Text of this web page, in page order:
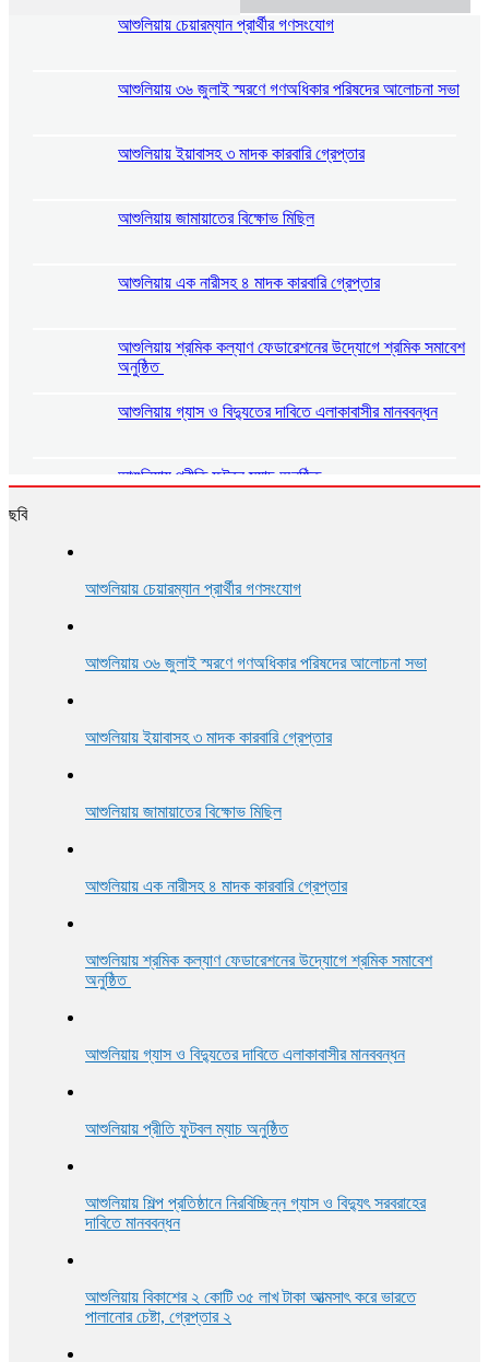
আশুলিয়ায় চেয়ারম্যান প্রার্থীর গণসংযোগ
আশুলিয়ায় ৩৬ জুলাই স্মরণে গণঅধিকার পরিষদের আলোচনা সভা
আশুলিয়ায় ইয়াবাসহ ৩ মাদক কারবারি গ্রেপ্তার
আশুলিয়ায় জামায়াতের বিক্ষোভ মিছিল
আশুলিয়ায় এক নারীসহ ৪ মাদক কারবারি গ্রেপ্তার
আশুলিয়ায় শ্রমিক কল্যাণ ফেডারেশনের উদ্যোগে শ্রমিক সমাবেশ
অনুষ্ঠিত
আশুলিয়ায় গ্যাস ও বিদ্যুতের দাবিতে এলাকাবাসীর মানববন্ধন
আশুলিয়ায় প্রীতি ফুটবল ম্যাচ অনুষ্ঠিত
আশুলিয়ায় বিকাশের ২ কোটি ৩৫ লাখ টাকা আত্মসাৎ করে ভারতে
ছবি
আশুলিয়ায় চেয়ারম্যান প্রার্থীর গণসংযোগ
আশুলিয়ায় ৩৬ জুলাই স্মরণে গণঅধিকার পরিষদের আলোচনা সভা
আশুলিয়ায় ইয়াবাসহ ৩ মাদক কারবারি গ্রেপ্তার
আশুলিয়ায় জামায়াতের বিক্ষোভ মিছিল
আশুলিয়ায় এক নারীসহ ৪ মাদক কারবারি গ্রেপ্তার
আশুলিয়ায় শ্রমিক কল্যাণ ফেডারেশনের উদ্যোগে শ্রমিক সমাবেশ
অনুষ্ঠিত
আশুলিয়ায় গ্যাস ও বিদ্যুতের দাবিতে এলাকাবাসীর মানববন্ধন
আশুলিয়ায় প্রীতি ফুটবল ম্যাচ অনুষ্ঠিত
আশুলিয়ায় শিল্প প্রতিষ্ঠানে নিরবিচ্ছিন্ন গ্যাস ও বিদ্যুৎ সরবরাহের
দাবিতে মানববন্ধন
আশুলিয়ায় বিকাশের ২ কোটি ৩৫ লাখ টাকা আত্মসাৎ করে ভারতে
পালানোর চেষ্টা, গ্রেপ্তার ২